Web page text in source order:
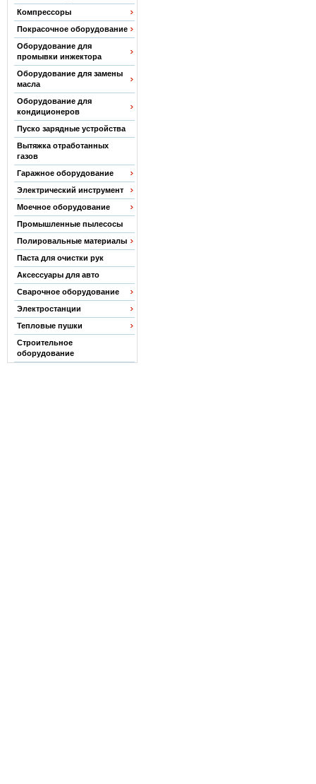
Компрессоры
Покрасочное оборудование
Оборудование для
промывки инжектора
Оборудование для замены
масла
Оборудование для
кондиционеров
Пуско зарядные устройства
Вытяжка отработанных
газов
Гаражное оборудование
Электрический инструмент
Моечное оборудование
Промышленные пылесосы
Полировальные материалы
Паста для очистки рук
Аксессуары для авто
Сварочное оборудование
Электростанции
Тепловые пушки
Строительное
оборудование